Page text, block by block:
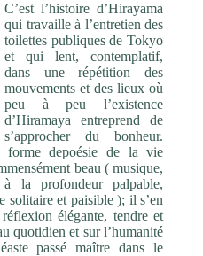
C’est l’histoire d’Hirayama
qui travaille à l’entretien des
toilettes publiques de Tokyo
et qui lent, contemplatif,
dans une répétition des
mouvements et des lieux où
peu à peu l’existence
d’Hiramaya entreprend de
s’approcher du bonheur.
forme depoésie de la vie
beau ( musique,
la profondeur palpable,
solitaire et paisible ); il s’en
élégante, tendre et
quotidien et sur l’humanité
passé maître dans le